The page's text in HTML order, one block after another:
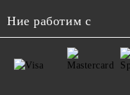
Ние работим с